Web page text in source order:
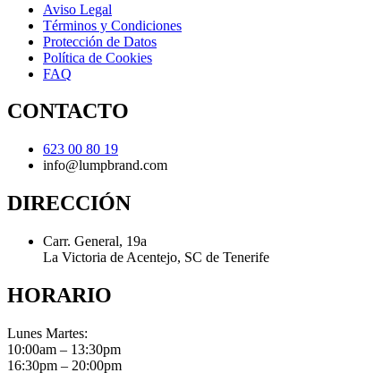
Aviso Legal
Términos y Condiciones
Protección de Datos
Política de Cookies
FAQ
CONTACTO
623 00 80 19
info@lumpbrand.com
DIRECCIÓN
Carr. General, 19a
La Victoria de Acentejo, SC de Tenerife
HORARIO
Lunes Martes:
10:00am – 13:30pm
16:30pm – 20:00pm